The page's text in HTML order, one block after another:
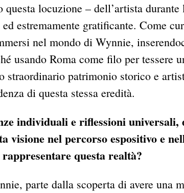
locuzione – dell’artista
estremamente gratificante. Come
nel mondo di Wynnie,
usando Roma come filo per tessere
straordinario patrimonio storico e
di questa stessa eredità.
individuali e riflessioni universali,
visione nel percorso espositivo e
questa realtà?
parte dalla scoperta di avere una